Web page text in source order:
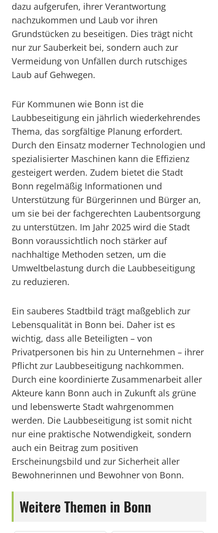
dazu aufgerufen, ihrer Verantwortung
nachzukommen und Laub vor ihren
Grundstücken zu beseitigen. Dies trägt nicht
nur zur Sauberkeit bei, sondern auch zur
Vermeidung von Unfällen durch rutschiges
Laub auf Gehwegen.
Für Kommunen wie Bonn ist die
Laubbeseitigung ein jährlich wiederkehrendes
Thema, das sorgfältige Planung erfordert.
Durch den Einsatz moderner Technologien und
spezialisierter Maschinen kann die Effizienz
gesteigert werden. Zudem bietet die Stadt
Bonn regelmäßig Informationen und
Unterstützung für Bürgerinnen und Bürger an,
um sie bei der fachgerechten Laubentsorgung
zu unterstützen. Im Jahr 2025 wird die Stadt
Bonn voraussichtlich noch stärker auf
nachhaltige Methoden setzen, um die
Umweltbelastung durch die Laubbeseitigung
zu reduzieren.
Ein sauberes Stadtbild trägt maßgeblich zur
Lebensqualität in Bonn bei. Daher ist es
wichtig, dass alle Beteiligten – von
Privatpersonen bis hin zu Unternehmen – ihrer
Pflicht zur Laubbeseitigung nachkommen.
Durch eine koordinierte Zusammenarbeit aller
Akteure kann Bonn auch in Zukunft als grüne
und lebenswerte Stadt wahrgenommen
werden. Die Laubbeseitigung ist somit nicht
nur eine praktische Notwendigkeit, sondern
auch ein Beitrag zum positiven
Erscheinungsbild und zur Sicherheit aller
Bewohnerinnen und Bewohner von Bonn.
Weitere Themen in Bonn